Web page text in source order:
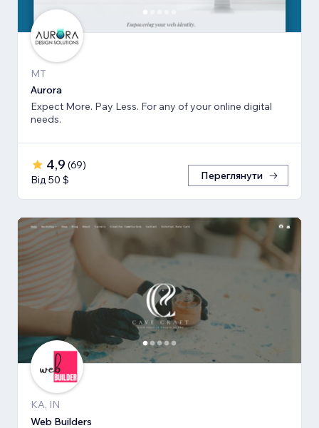
MT
Aurora
Expect More. Pay Less. For any of your online digital
needs.
4,9 (69)
Від 50 $
Переглянути
KA, IN
Web Builders